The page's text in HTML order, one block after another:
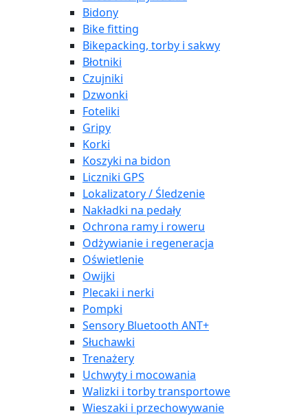
Bidony
Bike fitting
Bikepacking, torby i sakwy
Błotniki
Czujniki
Dzwonki
Foteliki
Gripy
Korki
Koszyki na bidon
Liczniki GPS
Lokalizatory / Śledzenie
Nakładki na pedały
Ochrona ramy i roweru
Odżywianie i regeneracja
Oświetlenie
Owijki
Plecaki i nerki
Pompki
Sensory Bluetooth ANT+
Słuchawki
Trenażery
Uchwyty i mocowania
Walizki i torby transportowe
Wieszaki i przechowywanie